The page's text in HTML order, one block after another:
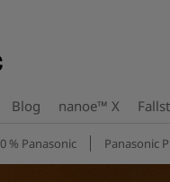
Blog nanoe™ X
% Panasonic Panasonic